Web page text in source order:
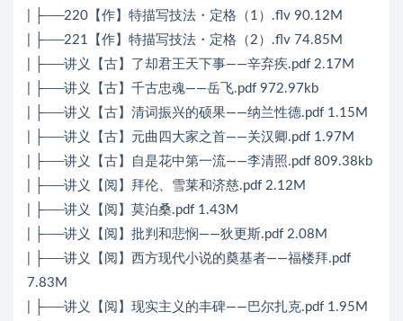
| ├──220【作】特描写技法・定格（1）.flv 90.12M
| ├──221【作】特描写技法・定格（2）.flv 74.85M
| ├──讲义【古】了却君王天下事——辛弃疾.pdf 2.17M
| ├──讲义【古】千古忠魂——岳飞.pdf 972.97kb
| ├──讲义【古】清词振兴的硕果——纳兰性德.pdf 1.15M
| ├──讲义【古】元曲四大家之首——关汉卿.pdf 1.97M
| ├──讲义【古】自是花中第一流——李清照.pdf 809.38kb
| ├──讲义【阅】拜伦、雪莱和济慈.pdf 2.12M
| ├──讲义【阅】莫泊桑.pdf 1.43M
| ├──讲义【阅】批判和悲悯——狄更斯.pdf 2.08M
| ├──讲义【阅】西方现代小说的奠基者——福楼拜.pdf
7.83M
| ├──讲义【阅】现实主义的丰碑——巴尔扎克.pdf 1.95M